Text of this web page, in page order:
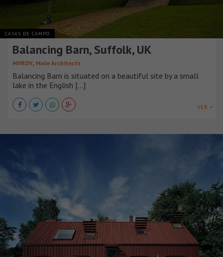
CASAS DE CAMPO
Balancing Barn, Suffolk, UK
MVRDV, Mole Architects
Balancing Barn is situated on a beautiful site by a small
lake in the English [...]
VER +